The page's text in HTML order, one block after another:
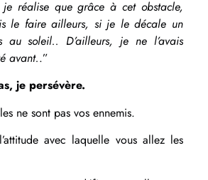
je réalise que grâce à cet obstacle,
le faire ailleurs, si je le décale un
soleil.. D’ailleurs, je ne l’avais
avant..”
je persévère.
ne sont pas vos ennemis.
avec laquelle vous allez les